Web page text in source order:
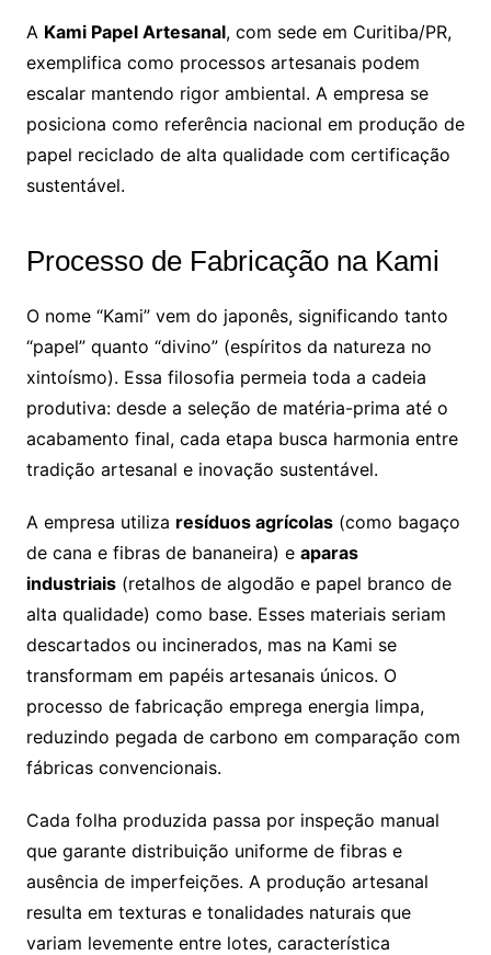
A Kami Papel Artesanal, com sede em Curitiba/PR,
exemplifica como processos artesanais podem
escalar mantendo rigor ambiental. A empresa se
posiciona como referência nacional em produção de
papel reciclado de alta qualidade com certificação
sustentável.
Processo de Fabricação na Kami
O nome “Kami” vem do japonês, significando tanto
“papel” quanto “divino” (espíritos da natureza no
xintoísmo). Essa filosofia permeia toda a cadeia
produtiva: desde a seleção de matéria-prima até o
acabamento final, cada etapa busca harmonia entre
tradição artesanal e inovação sustentável.
A empresa utiliza resíduos agrícolas(como bagaço
de cana e fibras de bananeira) e aparas
industriais(retalhos de algodão e papel branco de
alta qualidade) como base. Esses materiais seriam
descartados ou incinerados, mas na Kami se
transformam em papéis artesanais únicos. O
processo de fabricação emprega energia limpa,
reduzindo pegada de carbono em comparação com
fábricas convencionais.
Cada folha produzida passa por inspeção manual
que garante distribuição uniforme de fibras e
ausência de imperfeições. A produção artesanal
resulta em texturas e tonalidades naturais que
variam levemente entre lotes, característica